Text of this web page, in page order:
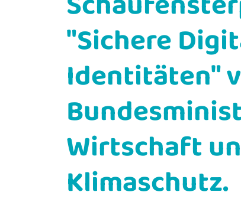
"Sichere
Identitäten"
Wirtschaft
Klimaschutz.